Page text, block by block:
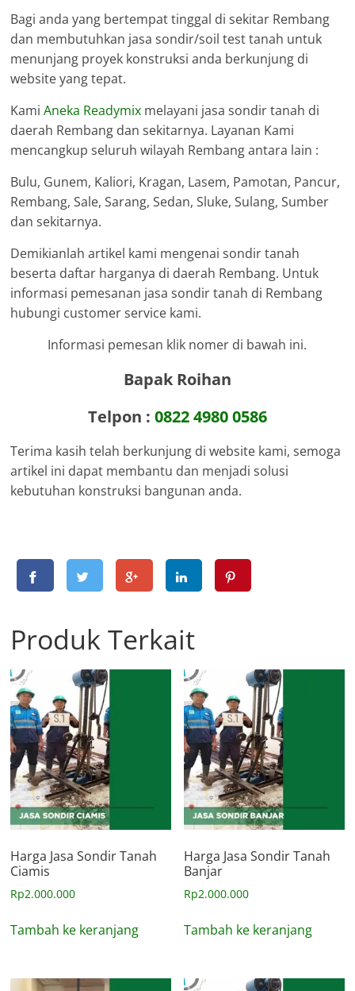
Bagi anda yang bertempat tinggal di sekitar Rembang
dan membutuhkan jasa sondir/soil test tanah untuk
menunjang proyek konstruksi anda berkunjung di
website yang tepat.
KamiAneka Readymix melayani jasa sondir tanah di
daerah Rembang dan sekitarnya. Layanan Kami
mencangkup seluruh wilayah Rembang antara lain :
Bulu, Gunem, Kaliori, Kragan, Lasem, Pamotan, Pancur,
Rembang, Sale, Sarang, Sedan, Sluke, Sulang, Sumber
dan sekitarnya.
Demikianlah artikel kami mengenai sondir tanah
beserta daftar harganya di daerah Rembang. Untuk
informasi pemesanan jasa sondir tanah di Rembang
hubungi customer service kami.
Informasi pemesan klik nomer di bawah ini.
Bapak Roihan
Telpon : 0822 4980 0586
Terima kasih telah berkunjung di website kami, semoga
artikel ini dapat membantu dan menjadi solusi
kebutuhan konstruksi bangunan anda.
Produk Terkait
Harga Jasa Sondir Tanah
Ciamis
Rp2.000.000
Tambah ke keranjang
Harga Jasa Sondir Tanah
Banjar
Rp2.000.000
Tambah ke keranjang